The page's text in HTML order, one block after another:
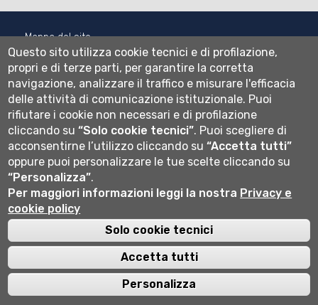
Mappa del sito
Normativa cookie
Informativa privacy
Cookie settings
Wi-fi
Webmail
via Salvecchio 19
Cod. Fiscale 80004350163
P.IVA 01612800167
Centralino 035 2052111
Questo sito utilizza cookie tecnici e di profilazione,
propri e di terze parti, per garantire la corretta
navigazione, analizzare il traffico e misurare l'efficacia
delle attività di comunicazione istituzionale. Puoi
rifiutare i cookie non necessari e di profilazione
cliccando su“Solo cookie tecnici”. Puoi scegliere di
acconsentirne l’utilizzo cliccando su“Accetta tutti”
oppure puoi personalizzare le tue scelte cliccando su
“Personalizza”.
Per maggiori informazioni leggi la nostra Privacy e
cookie policy
Solo cookie tecnici
Accetta tutti
Personalizza